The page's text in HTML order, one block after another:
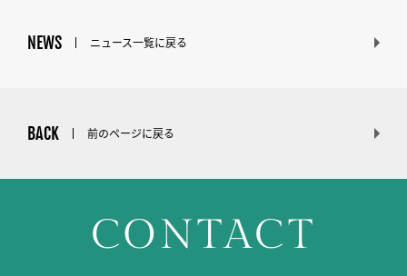
NEWS ニュース一覧に戻る
BACK 前のページに戻る
CONTACT